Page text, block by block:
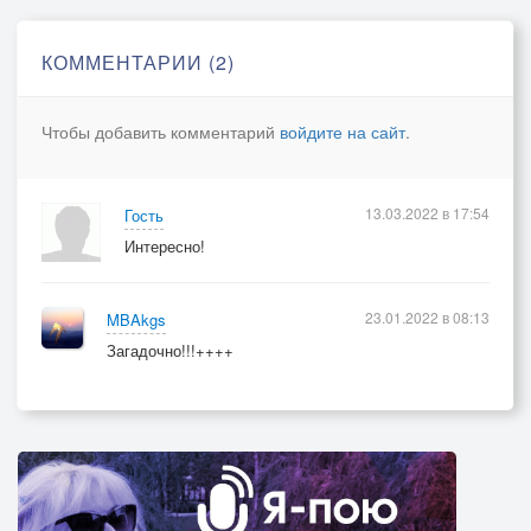
КОММЕНТАРИИ (2)
Чтобы добавить комментарий войдите на сайт.
Гость
Интересно!
13.03.2022 в 17:54
MBAkgs
Загадочно!!!++++
23.01.2022 в 08:13